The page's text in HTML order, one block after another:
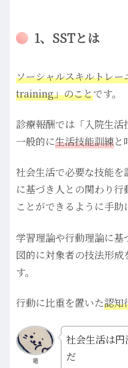
1、SSTとは
ソーシャルスキルトレ
training」のことです。
診療報酬では「入院生
一般的に生活技能訓練と
社会生活で必要な技能
に基づき人との関わり
ことができるように手助
学習理論や行動理論に
図的に対象者の技法形
す。
行動に比重を置いた認知
竜
社会生活は
だ